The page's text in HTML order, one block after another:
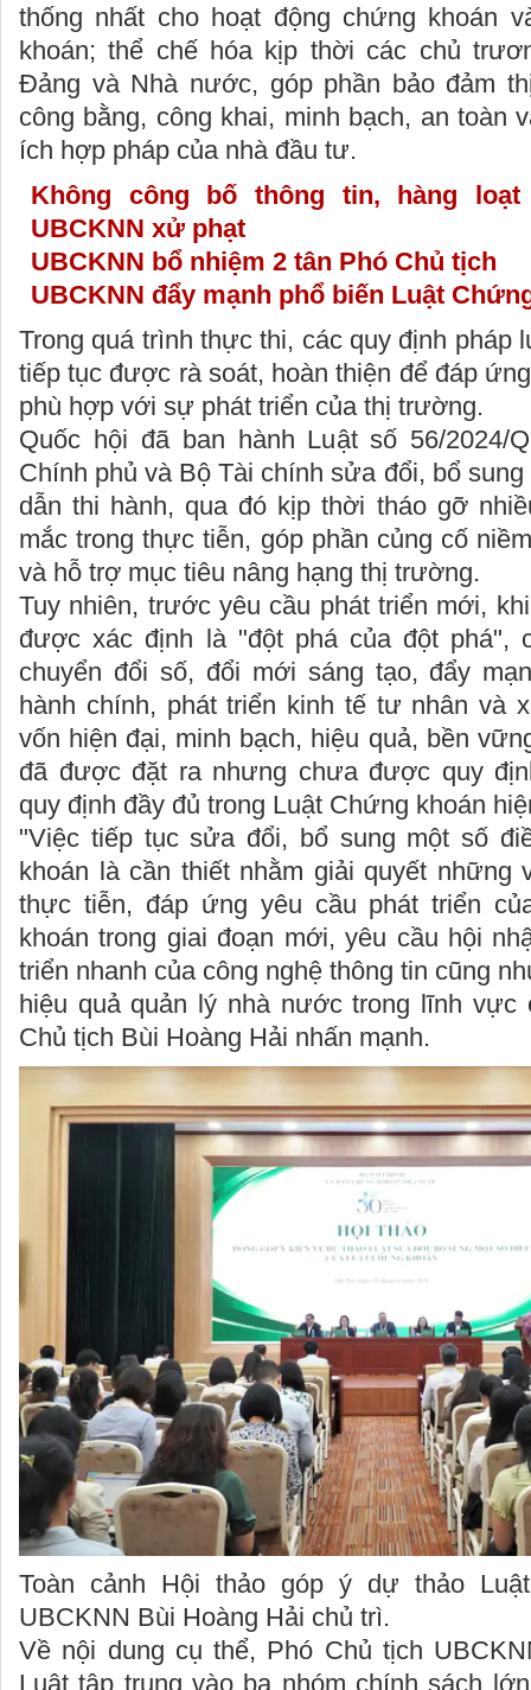
thống nhất cho hoạt động chứng khoán
khoán; thể chế hóa kịp thời các chủ
Đảng và Nhà nước, góp phần bảo đảm
công bằng, công khai, minh bạch, an toàn
ích hợp pháp của nhà đầu tư.
Không công bố thông tin, hàng
UBCKNN xử phạt
UBCKNN bổ nhiệm 2 tân Phó Chủ tịch
UBCKNN đẩy mạnh phổ biến Luật
Trong quá trình thực thi, các quy định pháp
tiếp tục được rà soát, hoàn thiện để đáp
phù hợp với sự phát triển của thị trường.
Quốc hội đã ban hành Luật số 56/2024/
Chính phủ và Bộ Tài chính sửa đổi, bổ
dẫn thi hành, qua đó kịp thời tháo gỡ
mắc trong thực tiễn, góp phần củng cố
và hỗ trợ mục tiêu nâng hạng thị trường.
Tuy nhiên, trước yêu cầu phát triển mới,
được xác định là "đột phá của đột phá",
chuyển đổi số, đổi mới sáng tạo, đẩy
hành chính, phát triển kinh tế tư nhân và
vốn hiện đại, minh bạch, hiệu quả, bền
đã được đặt ra nhưng chưa được quy
quy định đầy đủ trong Luật Chứng khoán
"Việc tiếp tục sửa đổi, bổ sung một số
khoán là cần thiết nhằm giải quyết những
thực tiễn, đáp ứng yêu cầu phát triển
khoán trong giai đoạn mới, yêu cầu hội
triển nhanh của công nghệ thông tin cũng
hiệu quả quản lý nhà nước trong lĩnh vực
Chủ tịch Bùi Hoàng Hải nhấn mạnh.
Toàn cảnh Hội thảo góp ý dự thảo
UBCKNN Bùi Hoàng Hải chủ trì.
Về nội dung cụ thể, Phó Chủ tịch
Luật tập trung vào ba nhóm chính sách